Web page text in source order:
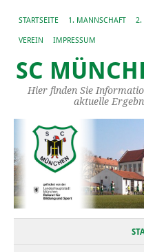
STARTSEITE 1. MANNSCHAFT 2.
VEREIN IMPRESSUM
SC
Hier finden Sie
aktuelle